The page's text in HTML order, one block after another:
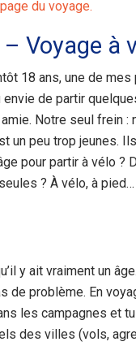
du voyage.
Voyage à
18 ans, une de mes
envie de partir
Notre seul frein :
un peu trop jeunes.
pour partir à vélo ?
? À vélo, à
y ait vraiment un
de problème. En
les campagnes et
des villes (vols,